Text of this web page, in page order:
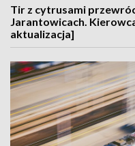
Tir z cytrusami
Jarantowicach.
aktualizacja]